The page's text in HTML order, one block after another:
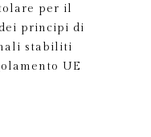
per il
principi di
stabiliti
UE